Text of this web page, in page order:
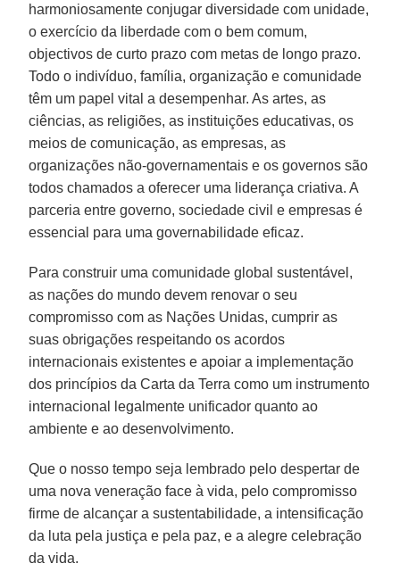
harmoniosamente conjugar diversidade com unidade,
o exercício da liberdade com o bem comum,
objectivos de curto prazo com metas de longo prazo.
Todo o indivíduo, família, organização e comunidade
têm um papel vital a desempenhar. As artes, as
ciências, as religiões, as instituições educativas, os
meios de comunicação, as empresas, as
organizações não-governamentais e os governos são
todos chamados a oferecer uma liderança criativa. A
parceria entre governo, sociedade civil e empresas é
essencial para uma governabilidade eficaz.
Para construir uma comunidade global sustentável,
as nações do mundo devem renovar o seu
compromisso com as Nações Unidas, cumprir as
suas obrigações respeitando os acordos
internacionais existentes e apoiar a implementação
dos princípios da Carta da Terra como um instrumento
internacional legalmente unificador quanto ao
ambiente e ao desenvolvimento.
Que o nosso tempo seja lembrado pelo despertar de
uma nova veneração face à vida, pelo compromisso
firme de alcançar a sustentabilidade, a intensificação
da luta pela justiça e pela paz, e a alegre celebração
da vida.